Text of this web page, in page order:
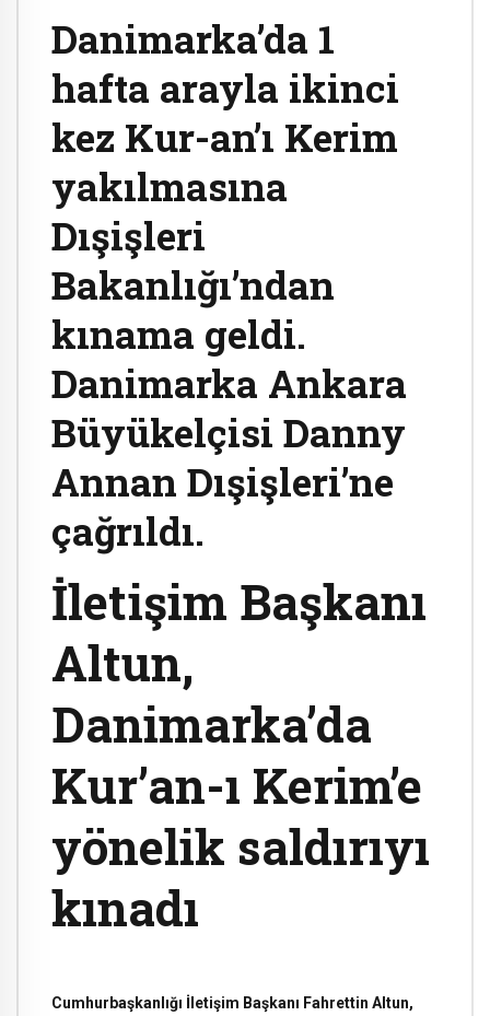
Danimarka’da 1
hafta arayla ikinci
kez Kur-an’ı Kerim
yakılmasına
Dışişleri
Bakanlığı’ndan
kınama geldi.
Danimarka Ankara
Büyükelçisi Danny
Annan Dışişleri’ne
çağrıldı.
İletişim Başkanı
Altun,
Danimarka’da
Kur’an-ı Kerim’e
yönelik saldırıyı
kınadı
Cumhurbaşkanlığı İletişim Başkanı Fahrettin Altun,